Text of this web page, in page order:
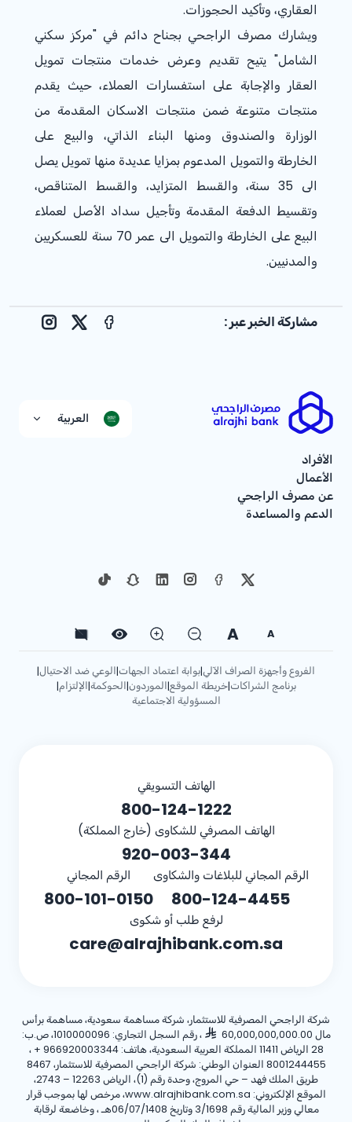
العقاري، وتأكيد الحجوزات.
ويشارك مصرف الراجحي بجناح دائم في "مركز سكني
الشامل" يتيح تقديم وعرض خدمات منتجات تمويل
العقار والإجابة على استفسارات العملاء، حيث يقدم
منتجات متنوعة ضمن منتجات الاسكان المقدمة من
الوزارة والصندوق ومنها البناء الذاتي، والبيع على
الخارطة والتمويل المدعوم بمزايا عديدة منها تمويل يصل
الى 35 سنة، والقسط المتزايد، والقسط المتناقص،
وتقسيط الدفعة المقدمة وتأجيل سداد الأصل لعملاء
البيع على الخارطة والتمويل الى عمر 70 سنة للعسكريين
والمدنيين. ​
مشاركة الخبر عبر : Facebook
X
العربية
الأفراد
الأعمال
عن مصرف الراجحي
الدعم والمساعدة
A
A
الفروع وأجهزة الصراف الآلي|بوابة اعتماد الجهات|الوعي ضد الاحتيال|
برنامج الشراكات|خريطة الموقع|الموردون|الحوكمة|الإلتزام|
المسؤولية الاجتماعية
الهاتف التسويقي
800-124-1222
الهاتف المصرفي للشكاوى (خارج المملكة)
920-003-344
الرقم المجاني للبلاغات والشكاوى
800-124-4455
الرقم المجاني
800-101-0150
لرفع طلب أو شكوى
care@alrajhibank.com.sa
شركة الراجحي المصرفية للاستثمار، شركة مساهمة سعودية، مساهمة برأس
مال 60,000,000,000.00
، رقم السجل التجاري: 1010000096، ص.ب:
28 الرياض 11411 المملكة العربية السعودية، هاتف:
+ 966920003344 ،
8001244455 العنوان الوطني: شركة الراجحي المصرفية للاستثمار، 8467
طريق الملك فهد – حي المروج، وحدة رقم (1)، الرياض 12263 – 2743،
الموقع الإلكتروني: www.alrajhibank.com.sa، مرخص لها بموجب قرار
معالي وزير المالية رقم 3/1698 وتاريخ 06/07/1408هـ ، وخاضعة لرقابة